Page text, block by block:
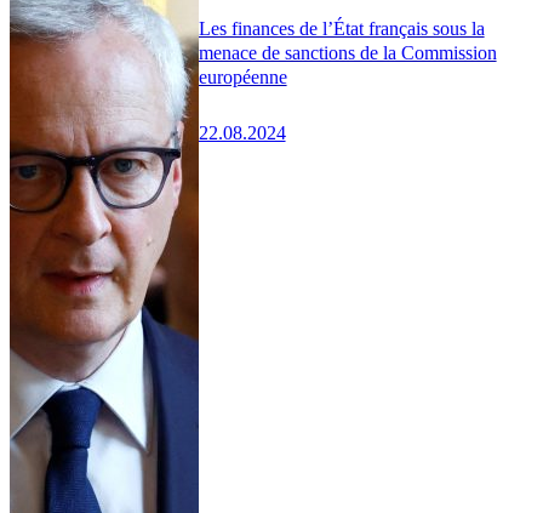
Les finances de l’État français sous la
menace de sanctions de la Commission
européenne
22.08.2024